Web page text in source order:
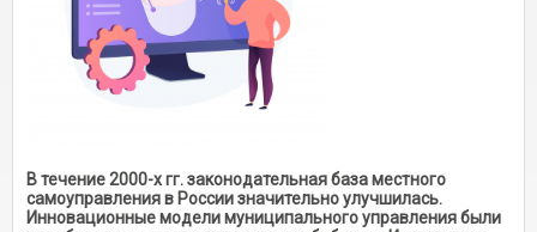
В течение 2000-х гг. законодательная база местного
самоуправления в России значительно улучшилась.
Инновационные модели муниципального управления были